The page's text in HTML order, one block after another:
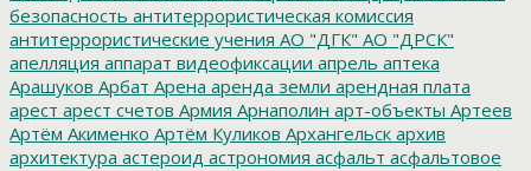
безопасность антитеррористическая комиссия
антитеррористические учения АО "ДГК" АО "ДРСК"
апелляция аппарат видеофиксации апрель аптека
Арашуков Арбат Арена аренда земли арендная плата
арест арест счетов Армия Арнаполин арт-объекты Артеев
Артём Акименко Артём Куликов Архангельск архив
архитектура астероид астрономия асфальт асфальтовое